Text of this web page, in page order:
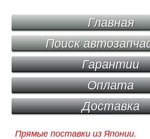
Главная
Поиск
Гарантии
Оплата
Доставка
Прямые поставки из Японии.